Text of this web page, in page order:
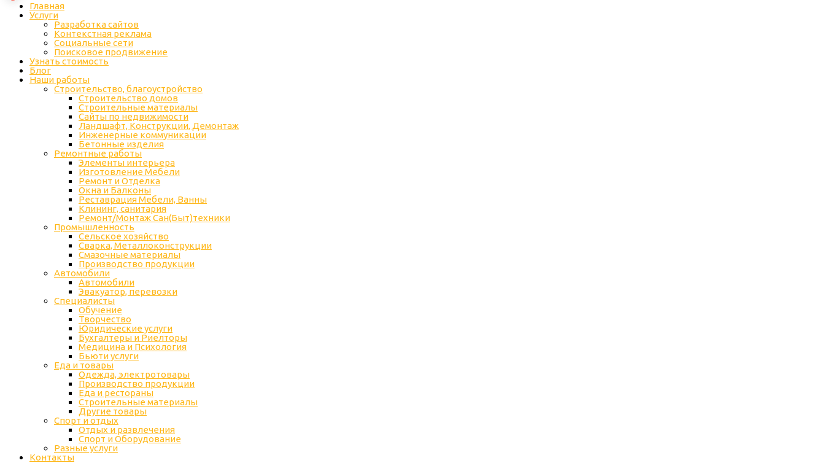
Главная
Услуги
Разработка сайтов
Контекстная реклама
Социальные сети
Поисковое продвижение
Узнать стоимость
Блог
Наши работы
Строительство, благоустройство
Строительство домов
Строительные материалы
Сайты по недвижимости
Ландшафт, Конструкции, Демонтаж
Инженерные коммуникации
Бетонные изделия
Ремонтные работы
Элементы интерьера
Изготовление Мебели
Ремонт и Отделка
Окна и Балконы
Реставрация Мебели, Ванны
Клининг, санитария
Ремонт/Монтаж Сан(Быт)техники
Промышленность
Cельское хозяйство
Сварка, Металлоконструкции
Cмазочные материалы
Производство продукции
Автомобили
Автомобили
Эвакуатор, перевозки
Специалисты
Обучение
Творчество
Юридические услуги
Бухгалтеры и Риелторы
Медицина и Психология
Бьюти услуги
Еда и товары
Одежда, электротовары
Производство продукции
Еда и рестораны
Строительные материалы
Другие товары
Спорт и отдых
Отдых и развлечения
Спорт и Оборудование
Разные услуги
Контакты